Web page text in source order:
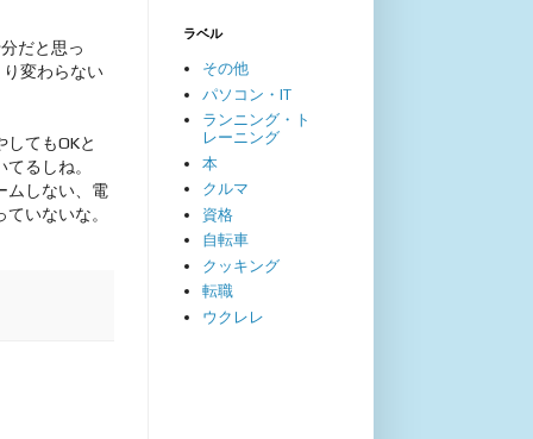
だと思っ
変わらない
てもOKと
るしね。
ムしない、電
いないな。
ラベル
その他
パソコン・IT
ランニング・ト
レーニング
本
クルマ
資格
自転車
クッキング
転職
ウクレレ